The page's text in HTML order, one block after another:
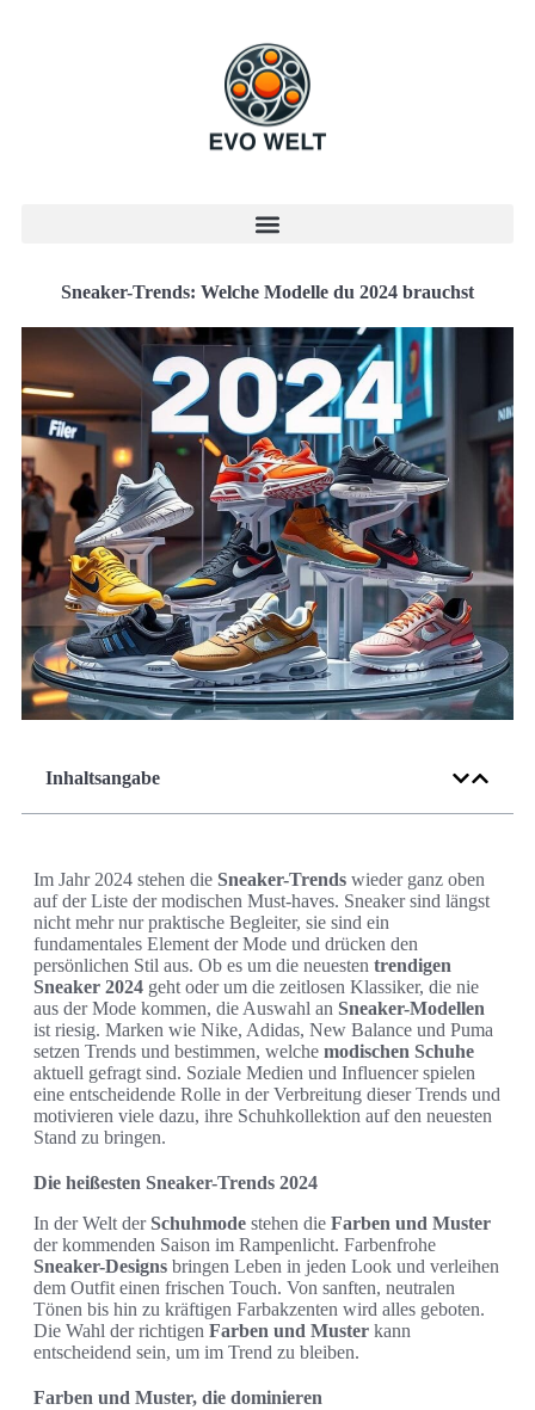
Sneaker-Trends: Welche Modelle du 2024 brauchst
Inhaltsangabe
Im Jahr 2024 stehen die Sneaker-Trends wieder ganz oben
auf der Liste der modischen Must-haves. Sneaker sind längst
nicht mehr nur praktische Begleiter, sie sind ein
fundamentales Element der Mode und drücken den
persönlichen Stil aus. Ob es um die neuesten trendigen
Sneaker 2024 geht oder um die zeitlosen Klassiker, die nie
aus der Mode kommen, die Auswahl an Sneaker-Modellen
ist riesig. Marken wie Nike, Adidas, New Balance und Puma
setzen Trends und bestimmen, welche modischen Schuhe
aktuell gefragt sind. Soziale Medien und Influencer spielen
eine entscheidende Rolle in der Verbreitung dieser Trends und
motivieren viele dazu, ihre Schuhkollektion auf den neuesten
Stand zu bringen.
Die heißesten Sneaker-Trends 2024
In der Welt derSchuhmode stehen die Farben und Muster
der kommenden Saison im Rampenlicht. Farbenfrohe
Sneaker-Designs bringen Leben in jeden Look und verleihen
dem Outfit einen frischen Touch. Von sanften, neutralen
Tönen bis hin zu kräftigen Farbakzenten wird alles geboten.
Die Wahl der richtigen Farben und Muster kann
entscheidend sein, um im Trend zu bleiben.
Farben und Muster, die dominieren